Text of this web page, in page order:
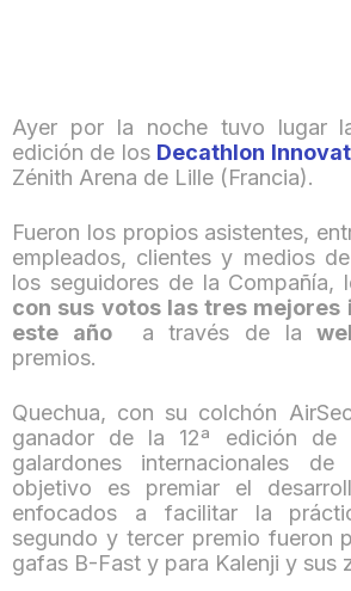
Ayer por la noche tuvo lugar
edición de los Decathlon
Zénith Arena de Lille (Francia).
Fueron los propios asistentes,
empleados, clientes y medios
los seguidores de la Compañía,
con sus votos las tres mejores
este añoa través de la
premios.
Quechua, con su colchón
ganador de la 12ª edición de
galardones internacionales
objetivo es premiar el
enfocados a facilitar la
segundo y tercer premio fueron
gafas B-Fast y para Kalenji y sus